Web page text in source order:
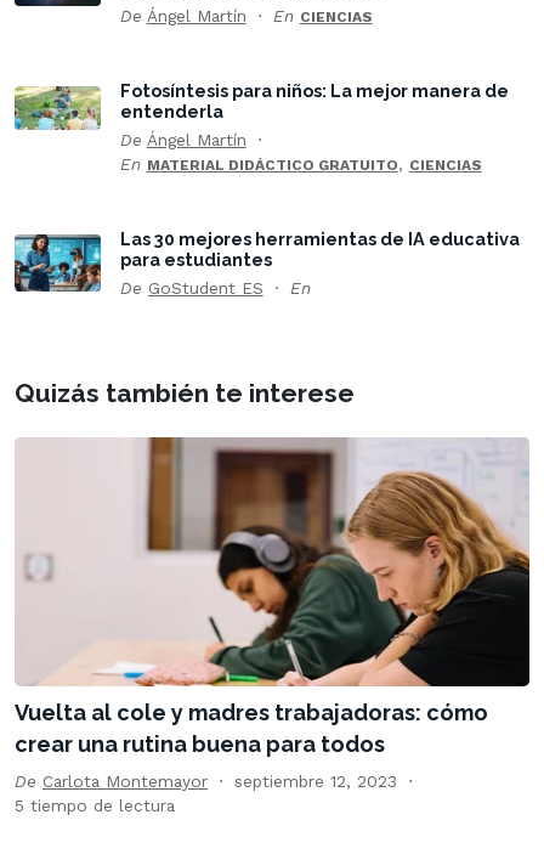
De Ángel Martín En CIENCIAS
Fotosíntesis para niños: La mejor manera de
entenderla
De Ángel Martín
En MATERIAL DIDÁCTICO GRATUITO, CIENCIAS
Las 30 mejores herramientas de IA educativa
para estudiantes
De GoStudent ES En
Quizás también te interese
Vuelta al cole y madres trabajadoras: cómo
crear una rutina buena para todos
De Carlota Montemayor
septiembre 12, 2023
5 tiempo de lectura